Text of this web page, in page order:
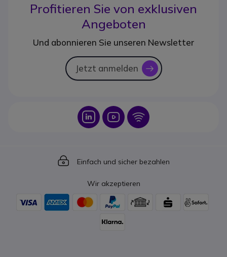
Profitieren Sie von exklusiven
Angeboten
Und abonnieren Sie unseren Newsletter
Jetzt anmelden icon
Icon Icon Icon
Icon
Einfach und sicher bezahlen
Wir akzeptieren